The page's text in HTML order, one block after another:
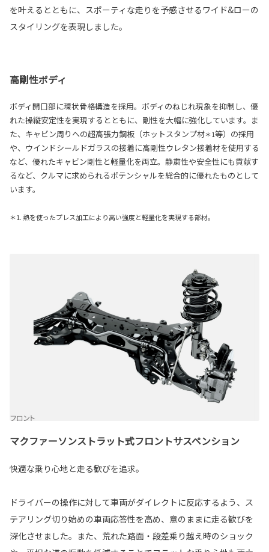
を叶えるとともに、スポーティな走りを予感させるワイド&ローの
スタイリングを表現しました。
高剛性ボディ
ボディ開口部に環状骨格構造を採用。ボディのねじれ現象を抑制し、優
れた操縦安定性を実現するとともに、剛性を大幅に強化しています。ま
た、キャビン周りへの超高張力鋼板（ホットスタンプ材＊1等）の採用
や、ウインドシールドガラスの接着に高剛性ウレタン接着材を使用する
など、優れたキャビン剛性と軽量化を両立。静粛性や安全性にも貢献す
るなど、クルマに求められるポテンシャルを総合的に優れたものとして
います。
＊1. 熱を使ったプレス加工により高い強度と軽量化を実現する部材。
マクファーソンストラット式フロントサスペンション
快適な乗り心地と走る歓びを追求。
ドライバーの操作に対して車両がダイレクトに反応するよう、ス
テアリング切り始めの車両応答性を高め、意のままに走る歓びを
深化させました。また、荒れた路面・段差乗り越え時のショック